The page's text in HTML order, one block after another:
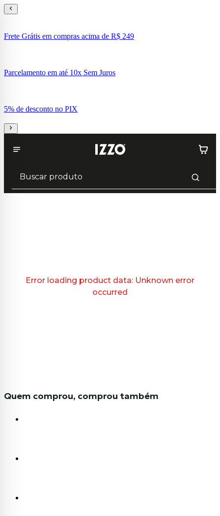
Frete Grátis em compras acima de R$ 249
Parcelamento em até 10x Sem Juros
5% de desconto no PIX
Error loading product data: Unknown error
occurred
Quem comprou, comprou também